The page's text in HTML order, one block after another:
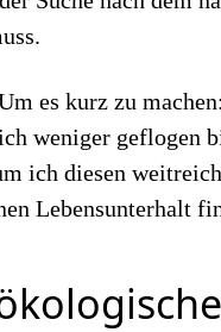
es kurz zu
weniger geflogen
ich diesen
Lebensunterhalt